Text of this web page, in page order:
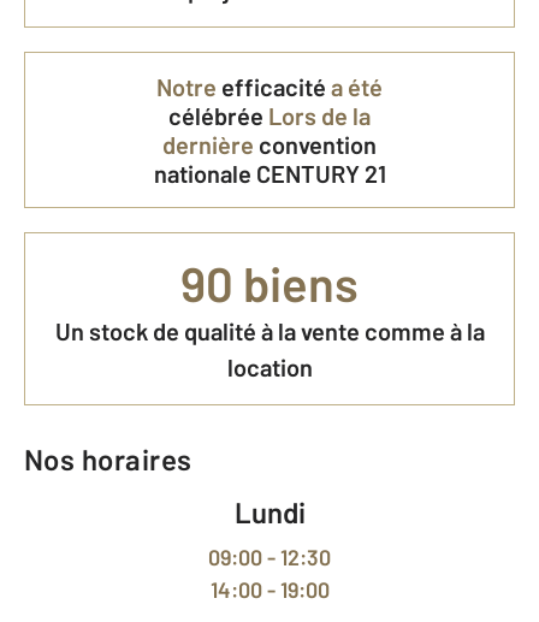
Notre efficacité a été
célébrée Lors de la
dernière convention
nationale CENTURY 21
90 biens
Un stock de qualité à la vente comme à la
location
Nos horaires
Lundi
09:00 - 12:30
14:00 - 19:00